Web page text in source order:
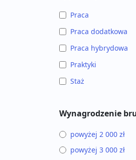
Praca
Praca dodatkowa
Praca hybrydowa
Praktyki
Staż
Wynagrodzenie
powyżej 2 000 zł
powyżej 3 000 zł